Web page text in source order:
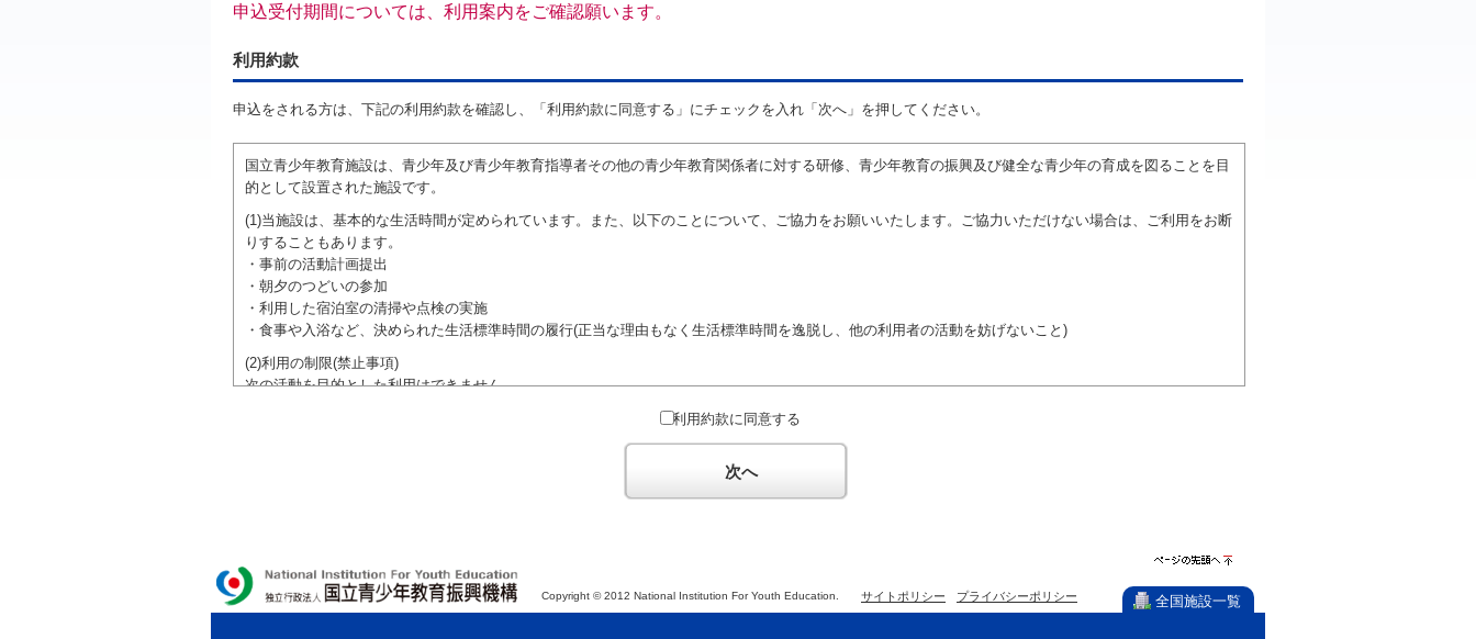
申込受付期間については、利用案内をご確認願います。
利用約款
申込をされる方は、下記の利用約款を確認し、「利用約款に同意する」にチェックを入れ「次へ」を押してください。
国立青少年教育施設は、青少年及び青少年教育指導者その他の青少年教育関係者に対する研修、青少年教育の振興及び健全な青少年の育成を図ることを目
的として設置された施設です。
(1)当施設は、基本的な生活時間が定められています。また、以下のことについて、ご協力をお願いいたします。ご協力いただけない場合は、ご利用をお断
りすることもあります。
・事前の活動計画提出
・朝夕のつどいの参加
・利用した宿泊室の清掃や点検の実施
・食事や入浴など、決められた生活標準時間の履行(正当な理由もなく生活標準時間を逸脱し、他の利用者の活動を妨げないこと)
(2)利用の制限(禁止事項)
次の活動を目的とした利用はできません。
●特定の政党を支持、またはこれに反対するための政治教育その他の政治的活動を目的とした利用
●特定の宗教を支持、またはこれに反対するための宗教教育その他の宗教的活動を目的とした利用(団体が施設内及び施設を利用しながら他の利用者と、地
域での勧誘活動を行ったり、自らの団体の活動をアピールする活動等)
ご利用に際しては、本約款や定められた決まりやマナーを守るとともに、他の利用団体の迷惑とならないようご協力ください。
利用約款に同意する
次へ
頭へ
Copyright © 2012 National Institution For Youth Education. サイトポリシー プライバシーポリシー 全国施設一覧